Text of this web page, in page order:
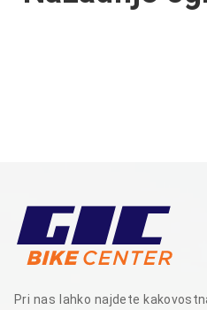
Pri nas lahko najdete